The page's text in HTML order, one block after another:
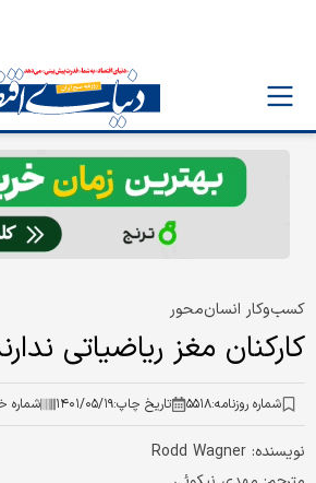
کسب‌و‌کار انسان‌محور
کارکنان مغز ریاضیاتی
شماره روزنامه:۵۵۱۸ تاریخ چاپ:۱۴۰۱/۰۵/۱۹ شماره
نویسنده: Rodd Wagner